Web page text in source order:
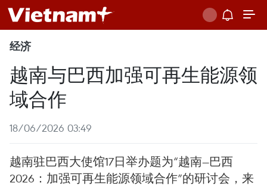
经济
越南与巴西加强可再生能源领
域合作
18/06/2026 03:49
越南驻巴西大使馆17日举办题为“越南—巴西
2026：加强可再生能源领域合作”的研讨会，来